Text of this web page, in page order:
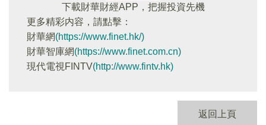
下載財華財經APP，把握投資先機
更多精彩内容，請點擊：
財華網(https://www.finet.hk/)
財華智庫網(https://www.finet.com.cn)
現代電視FINTV(http://www.fintv.hk)
返回上頁